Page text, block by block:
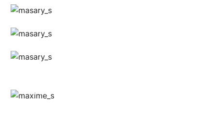
Anthony @food_is_my_bestff